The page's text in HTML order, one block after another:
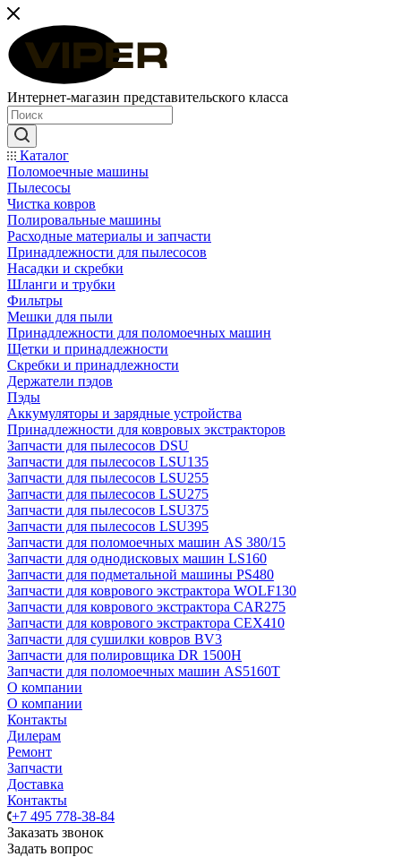
Интернет-магазин представительского класса
Каталог
Поломоечные машины
Пылесосы
Чистка ковров
Полировальные машины
Расходные материалы и запчасти
Принадлежности для пылесосов
Насадки и скребки
Шланги и трубки
Фильтры
Мешки для пыли
Принадлежности для поломоечных машин
Щетки и принадлежности
Скребки и принадлежности
Держатели пэдов
Пэды
Аккумуляторы и зарядные устройства
Принадлежности для ковровых экстракторов
Запчасти для пылесосов DSU
Запчасти для пылесосов LSU135
Запчасти для пылесосов LSU255
Запчасти для пылесосов LSU275
Запчасти для пылесосов LSU375
Запчасти для пылесосов LSU395
Запчасти для поломоечных машин AS 380/15
Запчасти для однодисковых машин LS160
Запчасти для подметальной машины PS480
Запчасти для коврового экстрактора WOLF130
Запчасти для коврового экстрактора CAR275
Запчасти для коврового экстрактора CEX410
Запчасти для сушилки ковров BV3
Запчасти для полировщика DR 1500H
Запчасти для поломоечных машин AS5160T
О компании
О компании
Контакты
Дилерам
Ремонт
Запчасти
Доставка
Контакты
+7 495 778-38-84
Заказать звонок
Задать вопрос